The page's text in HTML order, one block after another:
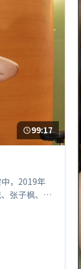
99:17
，2019年
张子枫、胡
美国都市与